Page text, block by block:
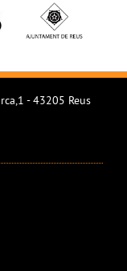
- 43205 Reus